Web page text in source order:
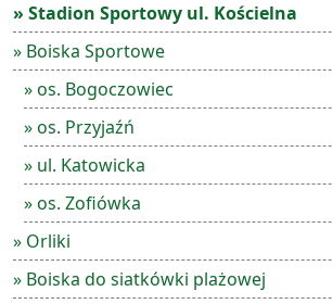
» Stadion Sportowy ul. Kościelna
» Boiska Sportowe
» os. Bogoczowiec
» os. Przyjaźń
» ul. Katowicka
» os. Zofiówka
» Orliki
» Boiska do siatkówki plażowej